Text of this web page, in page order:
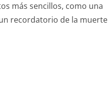
más sencillos, como una
recordatorio de la muerte